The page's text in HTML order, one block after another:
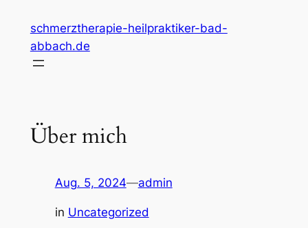
Inhalt
springen
schmerztherapie-heilpraktiker-bad-
abbach.de
Über mich
Aug. 5, 2024—admin
in Uncategorized